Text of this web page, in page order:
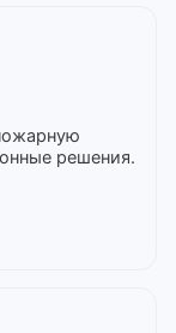
решения.